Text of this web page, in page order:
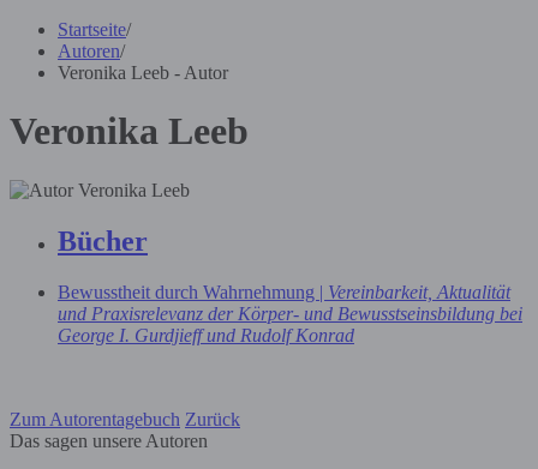
Startseite/
Autoren/
Veronika Leeb - Autor
Veronika Leeb
Bücher
Bewusstheit durch Wahrnehmung | Vereinbarkeit, Aktualität
und Praxisrelevanz der Körper- und Bewusstseinsbildung bei
George I. Gurdjieff und Rudolf Konrad
Zum Autorentagebuch Zurück
Das sagen unsere Autoren